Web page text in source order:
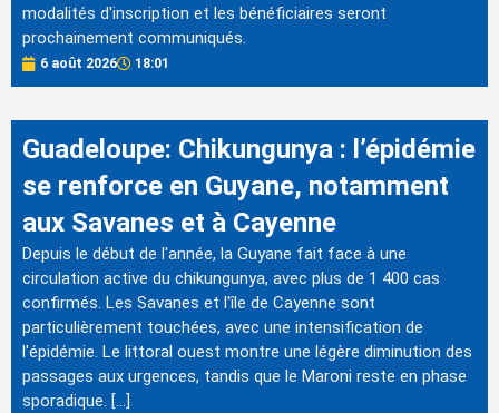
modalités d'inscription et les bénéficiaires seront
prochainement communiqués.
6 août 2026 18:01
Guadeloupe: Chikungunya : l’épidémie
se renforce en Guyane, notamment
aux Savanes et à Cayenne
Depuis le début de l'année, la Guyane fait face à une
circulation active du chikungunya, avec plus de 1 400 cas
confirmés. Les Savanes et l'île de Cayenne sont
particulièrement touchées, avec une intensification de
l'épidémie. Le littoral ouest montre une légère diminution des
passages aux urgences, tandis que le Maroni reste en phase
sporadique. […]